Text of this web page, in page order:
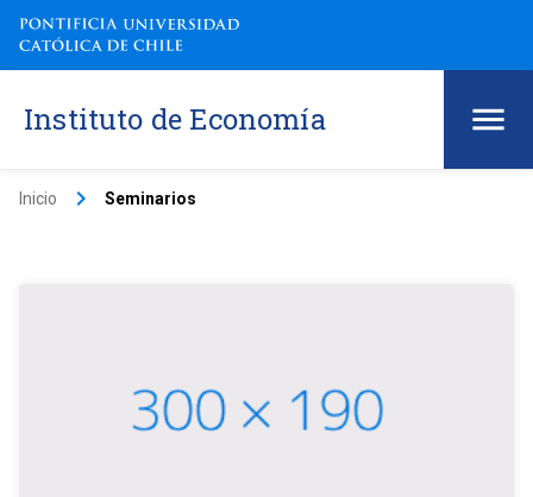
Instituto de Economía
Inicio keyboard_arrow_right Seminarios